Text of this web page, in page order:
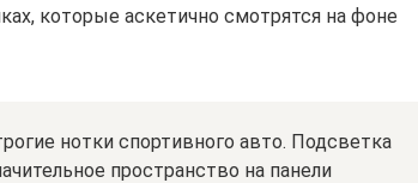
которые аскетично смотрятся на фоне
нотки спортивного авто. Подсветка
пространство на панели